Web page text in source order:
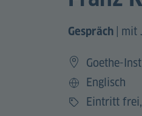
Gespräch mit
Goethe-
Sprache
Englisch
Preis
Eintritt